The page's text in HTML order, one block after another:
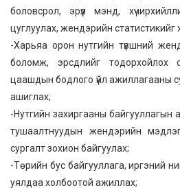
боловсрол, эрүүл мэнд,
цуглуулах, жендэрийн статистикийг
-Харьяа орон нутгийн түвшний
боломж, эрсдлийг тодорхойлох
цаашдын бодлого үйл ажиллагааны
ашиглах;
-Нутгийн захиргааны байгууллагын
тушаалтнуудын жендэрийн
сургалт зохион байгуулах;
-Төрийн бус байгууллага, иргэний
уялдаа холбоотой ажиллах;